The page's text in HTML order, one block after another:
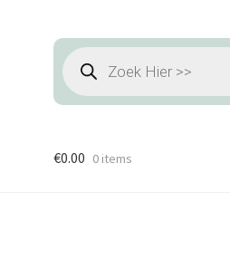
Producten
zoeken
€0.00 0 items